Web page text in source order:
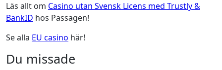
Läs allt om Casino utan Svensk Licens med Trustly &
BankID hos Passagen!
Se alla EU casino här!
Du missade